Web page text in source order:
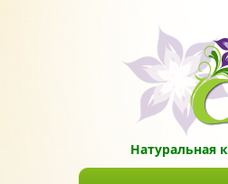
Натуральная